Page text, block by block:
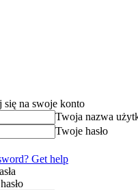
na swoje konto
Twoja nazwa
Twoje hasło
Get help